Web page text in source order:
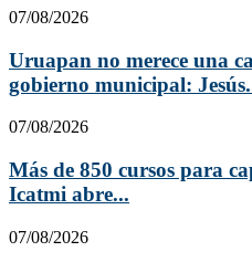
07/08/2026
Uruapan no merece una
gobierno municipal:
07/08/2026
Más de 850 cursos para
Icatmi abre...
07/08/2026